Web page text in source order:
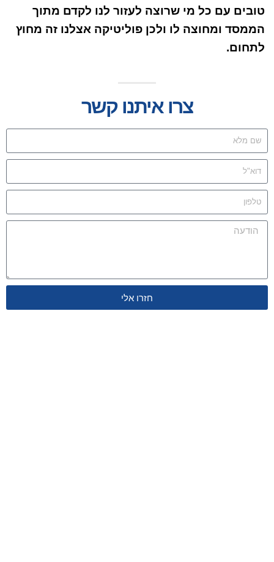
טובים עם כל מי שרוצה לעזור לנו לקדם מתוך
הממסד ומחוצה לו ולכן פוליטיקה אצלנו זה מחוץ
לתחום.
צרו איתנו קשר
חזרו אלי